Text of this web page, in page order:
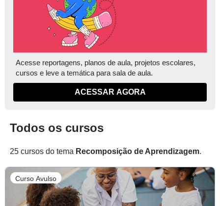
Acesse reportagens, planos de aula, projetos escolares,
cursos e leve a temática para sala de aula.
ACESSAR AGORA
Todos os cursos
25 cursos do tema Recomposição de Aprendizagem.
Curso Avulso